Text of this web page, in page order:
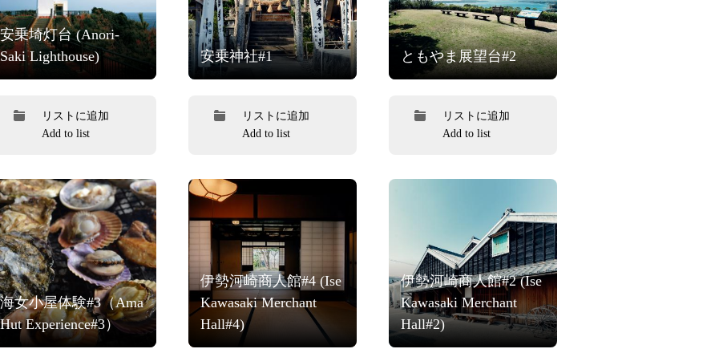
安乗埼灯台 (Anori-
Saki Lighthouse)
リストに追加
Add to list
安乗神社#1
リストに追加
Add to list
ともやま展望台#2
リストに追加
Add to list
海女小屋体験#3（Ama
Hut Experience#3）
伊勢河崎商人館#4 (Ise
Kawasaki Merchant
Hall#4)
伊勢河崎商人館#2 (Ise
Kawasaki Merchant
Hall#2)